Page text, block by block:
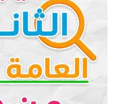
الكلمات المفتاحية
محمد الإمام
معرض موتو للسيارات